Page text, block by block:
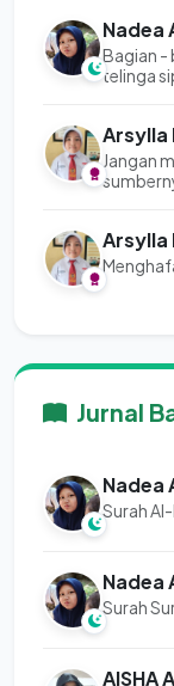
Nadea
Bagian -
telinga
Arsylla
Jangan
Arsylla
Jurnal
Nadea
Surah
Nadea
Surah
AISHA